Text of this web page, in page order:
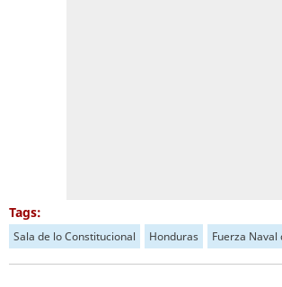
Tags:
Sala de lo Constitucional Honduras Fuerza